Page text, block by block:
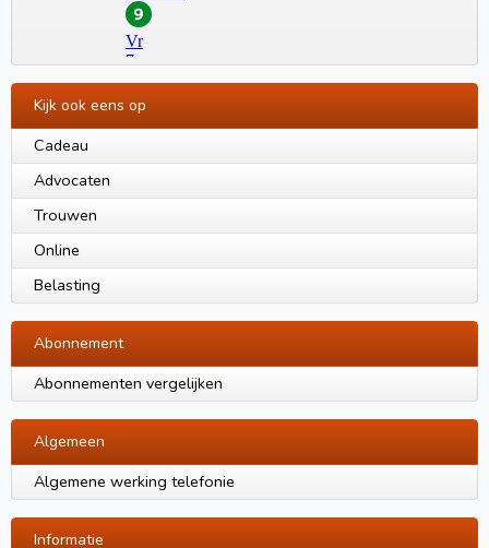
Kijk ook eens op
Cadeau
Advocaten
Trouwen
Online
Belasting
Abonnement
Abonnementen vergelijken
Algemeen
Algemene werking telefonie
Informatie